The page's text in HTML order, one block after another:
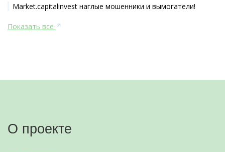
Market.capitalinvest наглые мошенники и вымогатели!
Показать все
О проекте